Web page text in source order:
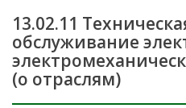
13.02.11
обслуживание
(о отраслям)